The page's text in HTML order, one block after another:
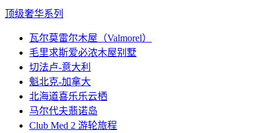
顶级奢华系列
瓦尔莫雷尔木屋（Valmorel）
毛里求斯爱必浓木屋别墅
切法卢-意大利
魁北克-加拿大
北海道喜乐乐云栖
马尔代夫翡诺岛
Club Med 2 游轮旅程